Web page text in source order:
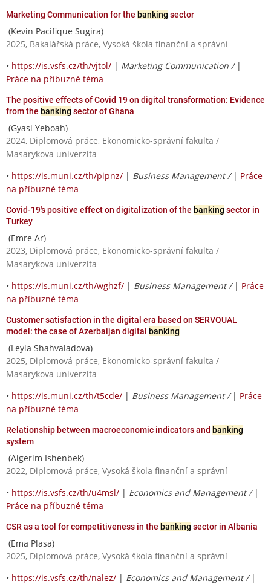
Marketing Communication for the banking sector
(Kevin Pacifique Sugira)
2025, Bakalářská práce, Vysoká škola finanční a správní
• https://is.vsfs.cz/th/vjtol/ | Marketing Communication / |
Práce na příbuzné téma
The positive effects of Covid 19 on digital transformation: Evidence
from the banking sector of Ghana
(Gyasi Yeboah)
2024, Diplomová práce, Ekonomicko-správní fakulta /
Masarykova univerzita
• https://is.muni.cz/th/pipnz/ | Business Management / | Práce
na příbuzné téma
Covid-19's positive effect on digitalization of the banking sector in
Turkey
(Emre Ar)
2023, Diplomová práce, Ekonomicko-správní fakulta /
Masarykova univerzita
• https://is.muni.cz/th/wghzf/ | Business Management / | Práce
na příbuzné téma
Customer satisfaction in the digital era based on SERVQUAL
model: the case of Azerbaijan digital
banking
(Leyla Shahvaladova)
2025, Diplomová práce, Ekonomicko-správní fakulta /
Masarykova univerzita
• https://is.muni.cz/th/t5cde/ | Business Management / | Práce
na příbuzné téma
Relationship between macroeconomic indicators and banking
system
(Aigerim Ishenbek)
2022, Diplomová práce, Vysoká škola finanční a správní
• https://is.vsfs.cz/th/u4msl/ | Economics and Management / |
Práce na příbuzné téma
CSR as a tool for competitiveness in the banking sector in Albania
(Ema Plasa)
2025, Diplomová práce, Vysoká škola finanční a správní
• https://is.vsfs.cz/th/nalez/ | Economics and Management / |